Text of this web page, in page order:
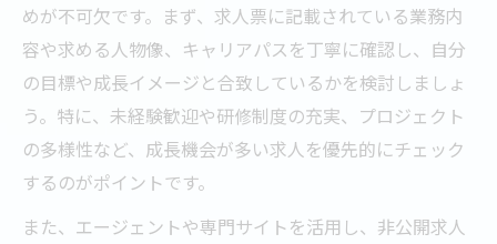
めが不可欠です。まず、求人票に記載されている業務内
容や求める人物像、キャリアパスを丁寧に確認し、自分
の目標や成長イメージと合致しているかを検討しましょ
う。特に、未経験歓迎や研修制度の充実、プロジェクト
の多様性など、成長機会が多い求人を優先的にチェック
するのがポイントです。
また、エージェントや専門サイトを活用し、非公開求人